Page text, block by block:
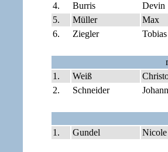
4.
Burris
Devin
5.
Müller
Max
6.
Ziegler Tobias
1.
Weiß
2.
Schneider
1. Gundel Nicole